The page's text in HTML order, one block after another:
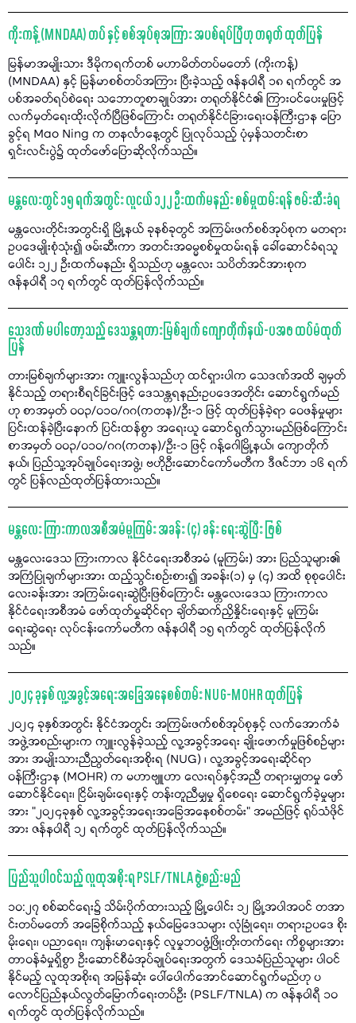
ကိုးကန့် (MNDAA) တပ် နှင့် စစ်အုပ်စုအကြား အပစ်ရပ်ပြီဟု တရုတ် ထုတ်ပြန်
မြန်မာအမျိုးသား ဒီမိုကရက်တစ် မဟာမိတ်တပ်မတော် (ကိုးကန့်)
(MNDAA) နှင့် မြန်မာစစ်တပ်အကြား ပြီးခဲ့သည့် ဇန်နဝါရီ ၁၈ ရက်တွင် အ
ပစ်အခတ်ရပ်စဲရေး သဘောတူစာချုပ်အား တရုတ်နိုင်ငံ၏ ကြားဝင်ပေးမှုဖြင့်
လက်မှတ်ရေးထိုးလိုက်ပြီဖြစ်ကြောင်း တရုတ်နိုင်ငံခြားရေးဝန်ကြီးဌာန ပြော
ခွင့်ရ Mao Ning က တနင်္လာနေ့တွင် ပြုလုပ်သည့် ပုံမှန်သတင်းစာ
ရှင်းလင်းပွဲ၌ ထုတ်ဖော်ပြောဆိုလိုက်သည်။
မန္တလေးတွင် ၁၅ ရက်အတွင်း လူငယ် ၁၂၂ ဦးထက်မနည်း စစ်မှုထမ်းရန် ဖမ်းဆီးခံရ
မန္တလေးတိုင်းအတွင်းရှိ မြို့နယ် ခုနစ်ခုတွင် အကြမ်းဖက်စစ်အုပ်စုက မတရား
ဥပဒေမျိုးစုံသုံး၍ ဖမ်းဆီးကာ အတင်းအဓမ္မစစ်မှုထမ်းရန် ခေါ်ဆောင်ခံရသူ
ပေါင်း ၁၂၂ ဦးထက်မနည်း ရှိသည်ဟု မန္တလေး သပိတ်အင်အားစုက
ဇန်နဝါရီ ၁၇ ရက်တွင် ထုတ်ပြန်လိုက်သည်။
သေဒဏ် မပါတော့သည့် ဒေသန္တရတားမြစ်ချက် ကျောတိုက်နယ်-ပအဖ ထပ်မံထုတ်
ပြန်
တားမြစ်ချက်များအား ကျူးလွန်သည်ဟု ထင်ရှားပါက သေဒဏ်အထိ ချမှတ်
နိုင်သည့် တရားစီရင်ခြင်းဖြင့် ဒေသန္တရနည်းဥပဒေအတိုင်း ဆောင်ရွက်မည်
ဟု စာအမှတ် ၀၀၃/၀၁၀/ဂဂ(ကတန)/ဦး-၁ ဖြင့် ထုတ်ပြန်ခဲ့ရာ ဝေဖန်မှုများ
ပြင်းထန်ခဲ့ပြီးနောက် ပြင်းထန်စွာ အရေးယူ ဆောင်ရွက်သွားမည်ဖြစ်ကြောင်း
စာအမှတ် ၀၀၃/၀၁၀/ဂဂ(ကတန)/ဦး-၁ ဖြင့် ဂန့်ဂေါမြို့နယ်၊ ကျောတိုက်
နယ်၊ ပြည်သူ့အုပ်ချုပ်ရေးအဖွဲ့၊ ဗဟိုဦးဆောင်ကော်မတီက ဒီဇင်ဘာ ၁၆ ရက်
တွင် ပြန်လည်ထုတ်ပြန်ထားသည်။
မန္တလေး ကြားကာလအစီအမံမူကြမ်း အခန်း (၄) ခန်း ရေးဆွဲပြီး ဖြစ်
မန္တလေးဒေသ ကြားကာလ နိုင်ငံရေးအစီအမံ (မူကြမ်း) အား ပြည်သူများ၏
အကြံပြုချက်များအား ထည့်သွင်းစဉ်းစား၍ အခန်း(၁) မှ (၄) အထိ စုစုပေါင်း
လေးခန်းအား အကြမ်းရေးဆွဲပြီးဖြစ်ကြောင်း မန္တလေးဒေသ ကြားကာလ
နိုင်ငံရေးအစီအမံ ဖော်ထုတ်မှုဆိုင်ရာ ချိတ်ဆက်ညှိနှိုင်းရေးနှင့် မူကြမ်း
ရေးဆွဲရေး လုပ်ငန်းကော်မတီက ဇန်နဝါရီ ၁၅ ရက်တွင် ထုတ်ပြန်လိုက်
သည်။
၂၀၂၄ ခုနှစ် လူ့အခွင့်အရေးအခြေအနေစစ်တမ်း NUG-MOHR ထုတ်ပြန်
၂၀၂၄ ခုနှစ်အတွင်း နိုင်ငံအတွင်း အကြမ်းဖက်စစ်အုပ်စုနှင့် လက်အောက်ခံ
အဖွဲ့အစည်းများက ကျူးလွန်ခဲ့သည့် လူ့အခွင့်အရေး ချိုးဖောက်မှုဖြစ်စဉ်များ
အား အမျိုးသားညီညွတ်ရေးအစိုးရ (NUG) ၊ လူ့အခွင့်အရေးဆိုင်ရာ
ဝန်ကြီးဌာန (MOHR) က မဟာဗျူဟာ လေးရပ်နှင့်အညီ တရားမျှတမှု ဖော်
ဆောင်နိုင်ရေး၊ ငြိမ်းချမ်းရေးနှင့် တန်းတူညီမျှမှု ရှိစေရေး ဆောင်ရွက်ခဲ့မှုများ
အား "၂၀၂၄ခုနှစ် လူ့အခွင့်အရေးအခြေအနေစစ်တမ်း" အမည်ဖြင့် ရုပ်သံဖိုင်
အား ဇန်နဝါရီ ၁၂ ရက်တွင် ထုတ်ပြန်လိုက်သည်။
ပြည်သူပါဝင်သည့် လူထုအစိုးရ PSLF/TNLA ဖွဲ့စည်းမည်
၁၀:၂၇ စစ်ဆင်ရေး၌ သိမ်းပိုက်ထားသည့် မြို့ပေါင်း ၁၂ မြို့အပါအဝင် တအာ
င်းတပ်မတော် အခြေစိုက်သည့် နယ်မြေဒေသများ လုံခြုံရေး၊ တရားဥပဒေ စိုး
မိုးရေး၊ ပညာရေး၊ ကျန်းမာရေးနှင့် လူမှုဘဝဖွံ့ဖြိုးတိုးတက်ရေး ကိစ္စများအား
တာဝန်ခံမှုရှိစွာ ဦးဆောင်စီမံအုပ်ချုပ်ရေးအတွက် ဒေသခံပြည်သူများ ပါဝင်
နိုင်မည့် လူထုအစိုးရ အမြန်ဆုံး ပေါ်ပေါက်အောင်ဆောင်ရွက်မည်ဟု ပ
လောင်ပြည်နယ်လွတ်မြောက်ရေးတပ်ဦး (PSLF/TNLA) က ဇန်နဝါရီ ၁၀
ရက်တွင် ထုတ်ပြန်လိုက်သည်။